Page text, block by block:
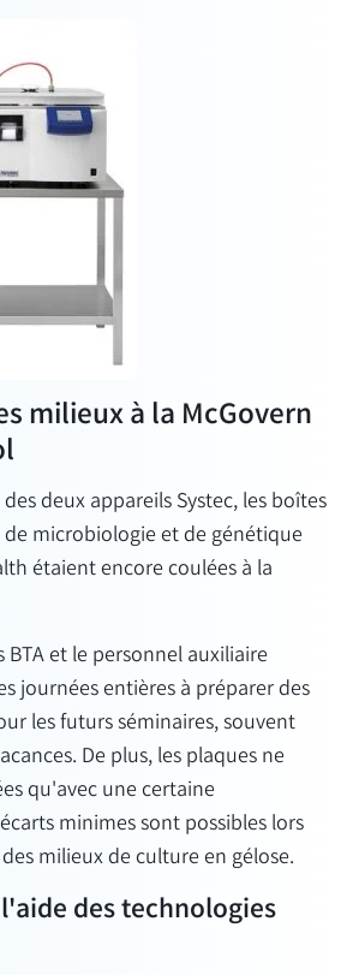
milieux à la McGovern
deux appareils Systec, les boîtes
microbiologie et de génétique
étaient encore coulées à la
BTA et le personnel auxiliaire
journées entières à préparer des
les futurs séminaires, souvent
De plus, les plaques ne
qu'avec une certaine
minimes sont possibles lors
milieux de culture en gélose.
des technologies